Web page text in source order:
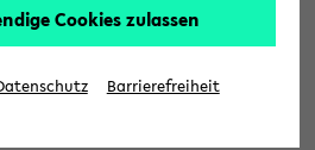
Biotechnologie"
beim Veranstalter ist unbedingt
Cookies zulassen
Barrierefreiheit